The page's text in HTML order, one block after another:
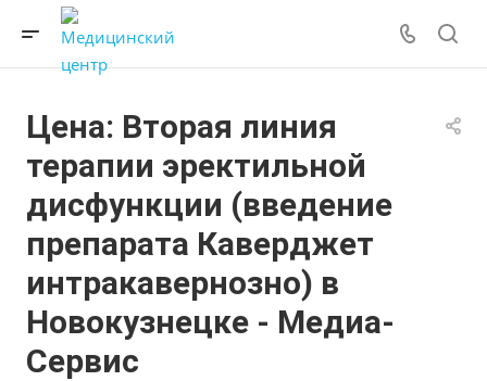
Цена: Вторая линия
терапии эректильной
дисфункции (введение
препарата Каверджет
интракавернозно) в
Новокузнецке - Медиа-
Сервис